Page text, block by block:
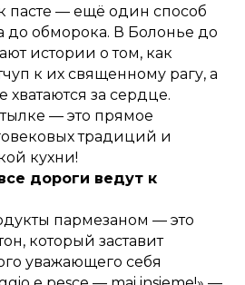
пасте — ещё один способ
до обморока. В Болонье до
истории о том, как
к их священному рагу, а
за сердце.
— это прямое
традиций и
кухни!
дороги ведут к
пармезаном — это
который заставит
уважающего себя